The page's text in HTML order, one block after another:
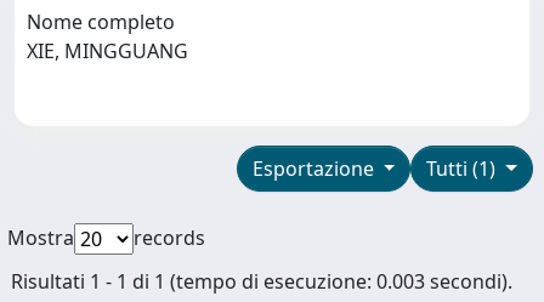
Nome completo
XIE, MINGGUANG
Tutti (1)
Esportazione
Mostra
records
Risultati 1 - 1 di 1 (tempo di esecuzione: 0.003 secondi).